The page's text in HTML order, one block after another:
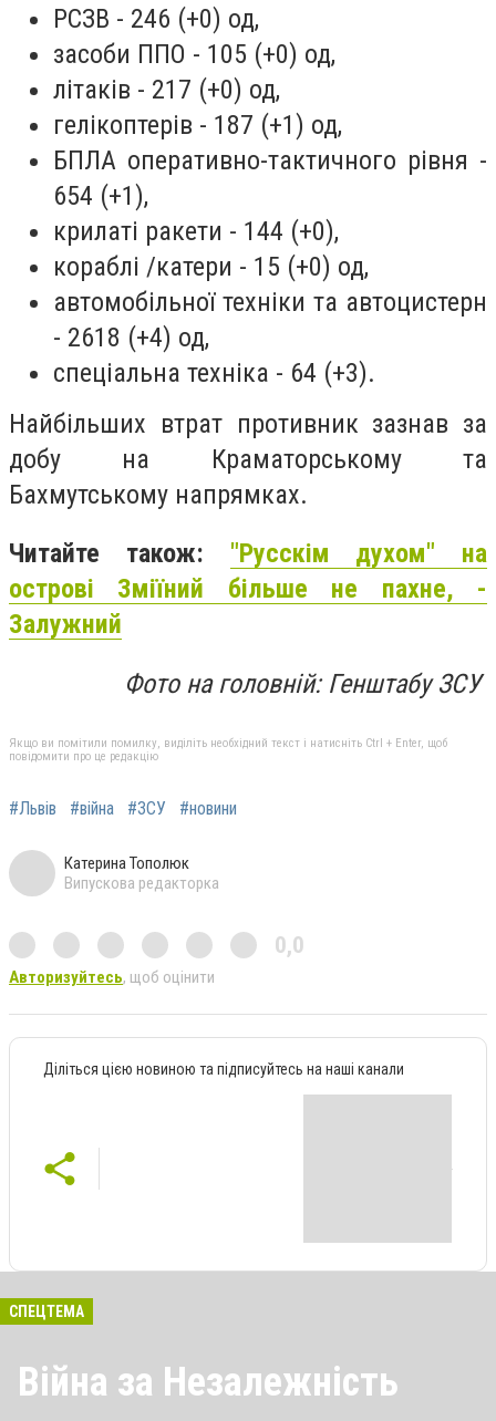
РСЗВ - 246 (+0) од,
засоби ППО - 105 (+0) од,
літаків - 217 (+0) од,
гелікоптерів - 187 (+1) од,
БПЛА оперативно-тактичного рівня -
654 (+1),
крилаті ракети - 144 (+0),
кораблі /катери - 15 (+0) од,
автомобільної техніки та автоцистерн
- 2618 (+4) од,
спеціальна техніка - 64 (+3).
Найбільших втрат противник зазнав за
добу на Краматорському та
Бахмутському напрямках.
Читайте також: "Русскім духом" на
острові Зміїний більше не пахне, -
Залужний
Фото на головній: Генштабу ЗСУ
Якщо ви помітили помилку, виділіть необхідний текст і натисніть Ctrl + Enter, щоб
повідомити про це редакцію
#Львів #війна #ЗСУ #новини
Катерина Тополюк
Випускова редакторка
0,0
Авторизуйтесь, щоб оцінити
Діліться цією новиною та підписуйтесь на наші канали
СПЕЦТЕМА
Війна за Незалежність